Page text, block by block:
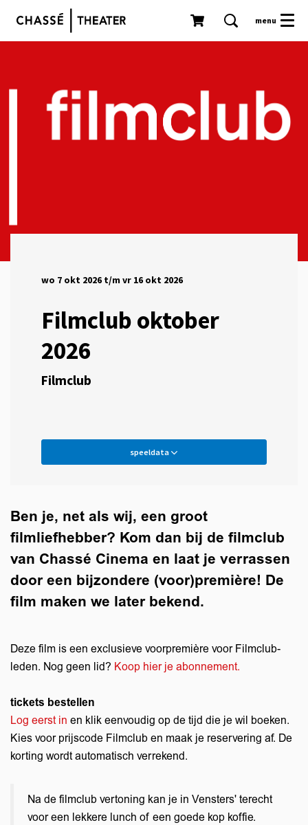
menu
Filmclub oktober
2026
Filmclub
wo 7 okt 2026 t/mvr 16 okt 2026
speeldata
Ben je, net als wij, een groot
filmliefhebber? Kom dan bij de filmclub
van Chassé Cinema en laat je verrassen
door een bijzondere (voor)première! De
film maken we later bekend.
Deze film is een exclusieve voorpremière voor Filmclub-
leden. Nog geen lid? Koop hier je abonnement.
tickets bestellen
Log eerst in en klik eenvoudig op de tijd die je wil boeken.
Kies voor prijscode Filmclub en maak je reservering af. De
korting wordt automatisch verrekend.
Na de filmclub vertoning kan je in Vensters' terecht
voor een lekkere lunch of een goede kop koffie.